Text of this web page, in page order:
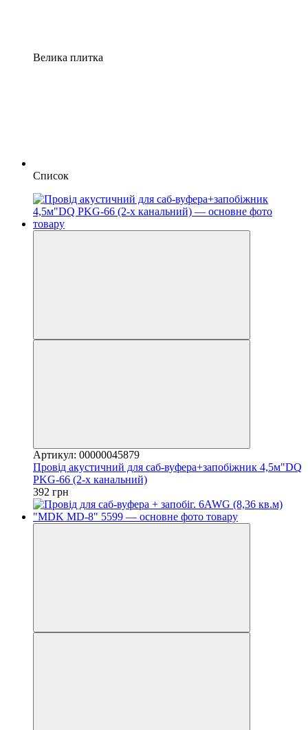
Велика плитка
Список
Артикул: 00000045879
Провід акустичний для саб-вуфера+запобіжник 4,5м"DQ
PKG-66 (2-х канальний)
392 грн